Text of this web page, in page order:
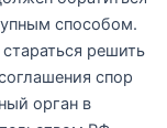
способом.
решить
спор
орган в